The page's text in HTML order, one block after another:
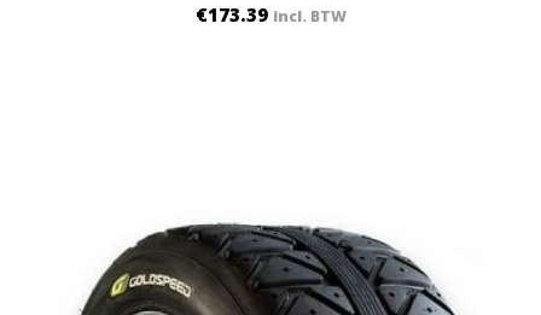
€173.39 incl. BTW